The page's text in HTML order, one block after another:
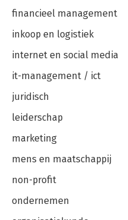
financieel management
inkoop en logistiek
internet en social media
it-management / ict
juridisch
leiderschap
marketing
mens en maatschappij
non-profit
ondernemen